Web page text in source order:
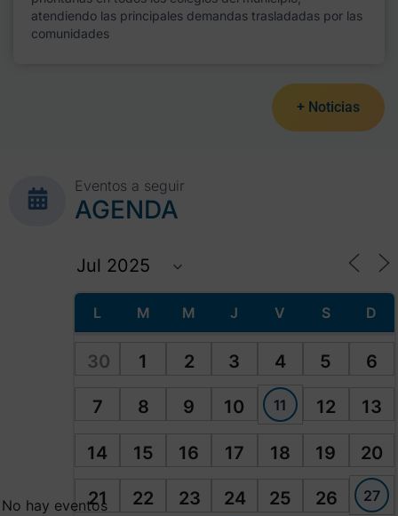
atendiendo las principales demandas trasladadas por las
comunidades
+ Noticias
Eventos a seguir
AGENDA
L M M J V S D
30 1 2 3 4 5 6
7 8 9 10 11 12 13
14 15 16 17 18 19 20
21 22 23 24 25 26 27
No hay eventos